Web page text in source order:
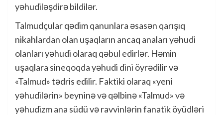
yəhudiləşdirə bildilər.
Talmudçular qədim qanunlara əsasən qarışıq
nikahlardan olan uşaqların ancaq anaları yəhudi
olanları yəhudi olaraq qəbul edirlər. Həmin
uşaqlara sineqoqda yəhudi dini öyrədilir və
«Talmud» tədris edilir. Faktiki olaraq «yeni
yəhudilərin» beyninə və qəlbinə «Talmud» və
yəhudizm ana südü və ravvinlərin fanatik öyüdləri